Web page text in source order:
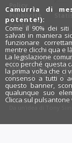
Policy
Pubblicità
Contatti
Rosalio è il
754 autori
Anche tu puoi
anche una sezione
Rosalio.it
Camurrìa di
potente!):
Come il 90% dei
salvati in maniera
funzionare
mentre clicchi qua e
La legislazione
ecco perché questa
la prima volta che ci
consenso a tutti o
questo banner,
qualunque suo
Clicca sul